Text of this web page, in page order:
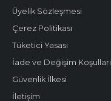
Üyelik Sözleşmesi
Çerez Politikası
Tüketici Yasası
İade ve Değişim Koşulları
Güvenlik İlkesi
İletişim